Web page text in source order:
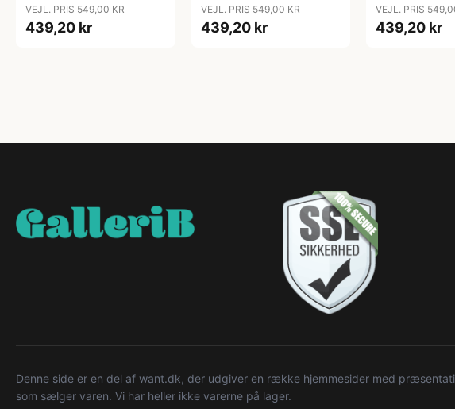
VEJL. PRIS 549,00 KR
439,20 kr
VEJL. PRIS 549,00 KR
439,20 kr
VEJL. PRIS
439,20 kr
Denne side er en del af want.dk, der udgiver en række hjemmesider med
som sælger varen. Vi har heller ikke varerne på lager.